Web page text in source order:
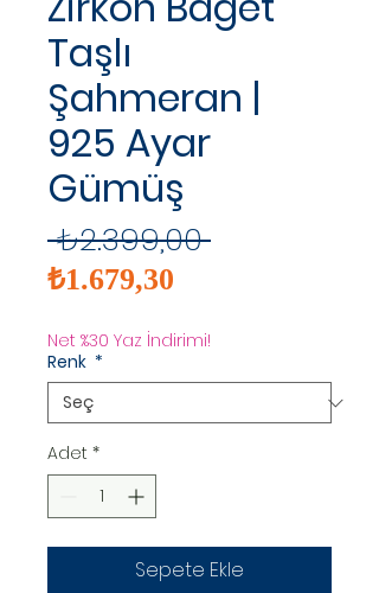
Taşlı
Şahmeran |
925 Ayar
Gümüş
₺2.399,00 Normal
₺1.679,30
Net %30 Yaz İndirimi!
Renk *
Adet *
Sepete Ekle